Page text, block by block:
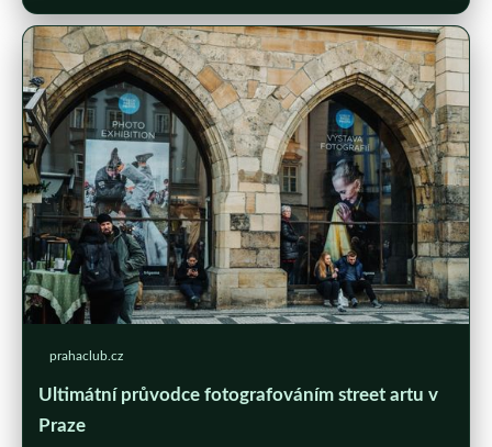
prahaclub.cz
Ultimátní průvodce fotografováním street artu v
Praze